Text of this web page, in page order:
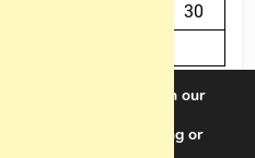
30
the best experience on our
cookies we are using or